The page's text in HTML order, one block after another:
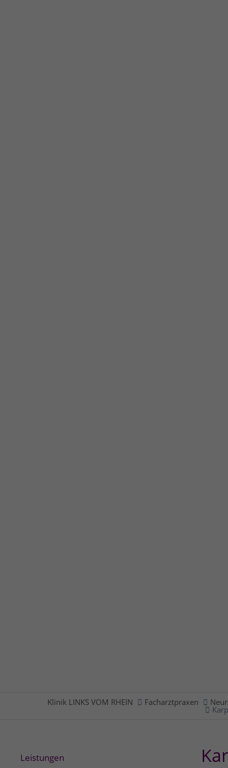
Klinik LINKS VOM RHEIN Facharztpraxen
Leistungen